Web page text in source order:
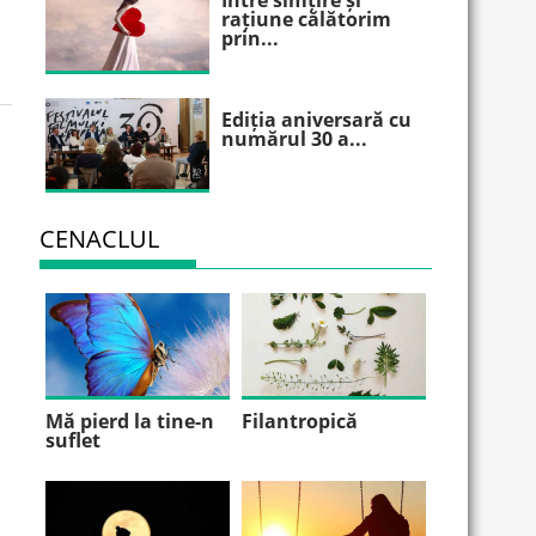
rațiune călătorim
prin...
Ediția aniversară cu
numărul 30 a...
CENACLUL
Mă pierd la tine-n
suflet
Filantropică